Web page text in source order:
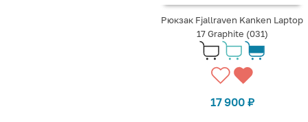
Рюкзак Fjallraven Kanken Laptop
17 Graphite (031)
17 900 ₽